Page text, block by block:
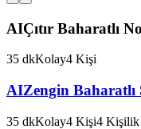
AIÇıtır Baharatlı
35 dkKolay4 Kişi
AIZengin Baharatlı
35 dkKolay4 Kişi4 Kişilik